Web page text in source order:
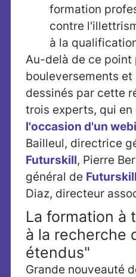
formation
contre
à la
Au-delà de ce point
bouleversements
dessinés par cette
trois experts, qui
l'occasion d'un
Bailleul, directrice
Futurskill, Pierre
général de
Diaz, directeur
La formation à
à la recherche
étendus"
Grande nouveauté